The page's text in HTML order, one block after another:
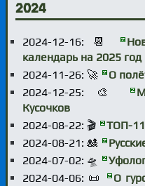
2024
2024-12-16: 📆
календарь на 2025 год
2024-11-26: 🚀
О
2024-12-25: 🎨
Кусочков
2024-08-22: 🎬
ТОП-
2024-08-21: 🎎
2024-07-02: 🛸
2024-04-06: 📜
О